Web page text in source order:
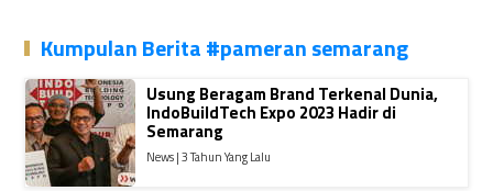
Kumpulan Berita #pameran semarang
Usung Beragam Brand Terkenal Dunia,
IndoBuildTech Expo 2023 Hadir di
Semarang
News | 3 Tahun Yang Lalu